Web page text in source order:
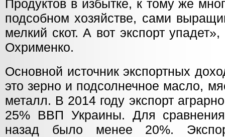
Продуктов в избытке, к тому же
подсобном хозяйстве, сами
мелкий скот. А вот экспорт
Охрименко.
Основной источник экспортных
это зерно и подсолнечное масло,
металл. В 2014 году экспорт
25% ВВП Украины. Для
назад было менее 20%.